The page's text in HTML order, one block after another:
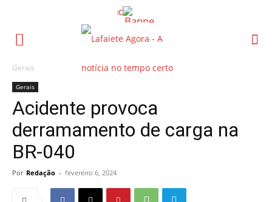
Gerais
Gerais
Acidente provoca
derramamento de carga na
BR-040
Por Redação - fevereiro 6, 2024